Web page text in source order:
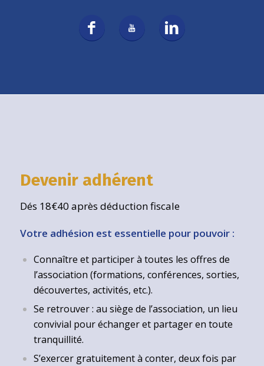
Devenir adhérent
Dés 18€40 après déduction fiscale
Votre adhésion est essentielle pour pouvoir :
Connaître et participer à toutes les offres de
l’association (formations, conférences, sorties,
découvertes, activités, etc.).
Se retrouver : au siège de l’association, un lieu
convivial pour échanger et partager en toute
tranquillité.
S’exercer gratuitement à conter, deux fois par